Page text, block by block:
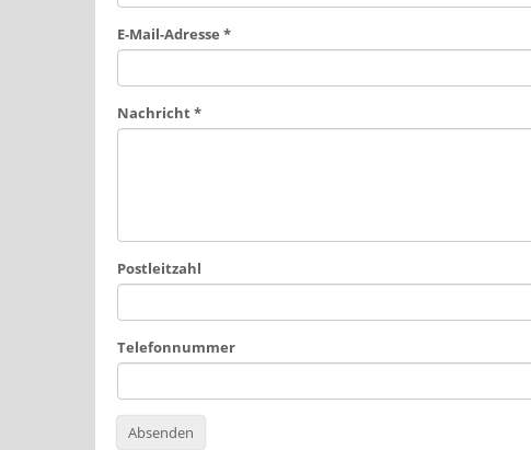
E-Mail-Adresse *
Nachricht*
Postleitzahl
Telefonnummer
Absenden